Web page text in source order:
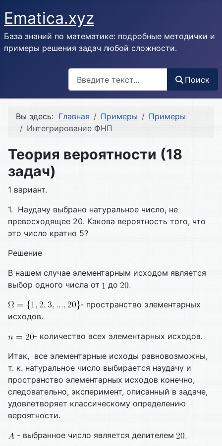
Ematica.xyz
База знаний по математике: подробные методички и
примеры решения задач любой сложности.
Поиск
Вы здесь: Главная Примеры
Примеры
Интегрирование ФНП
Теория вероятности (18
задач)
1 вариант.
1. Наудачу выбрано натуральное число, не
превосходящее 20. Какова вероятность того, что
это число кратно 5?
Решение
В нашем случае элементарным исходом является
выбор одного числа от
до
- пространство элементарных
исходов.
- количество всех элементарных исходов.
Итак, все элементарные исходы равновозможны,
т. к. натуральное число выбирается наудачу и
пространство элементарных исходов конечно,
следовательно, эксперимент, описанный в задаче,
удовлетворяет классическому определению
вероятности.
- выбранное число является делителем